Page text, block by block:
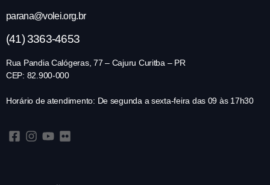
parana@volei.org.br
(41) 3363-4653
Rua Pandia Calógeras, 77 – Cajuru Curitba – PR
CEP: 82.900-000
Horário de atendimento: De segunda a sexta-feira das 09 às 17h30